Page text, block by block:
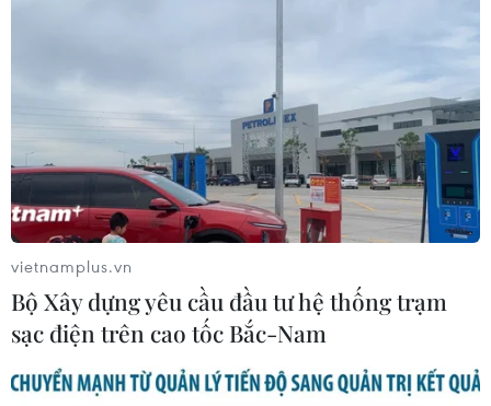
vietnamplus.vn
Bộ Xây dựng yêu cầu đầu tư hệ thống trạm
sạc điện trên cao tốc Bắc-Nam